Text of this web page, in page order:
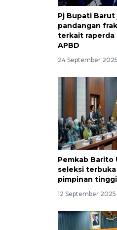
Pj Bupati Barut
pandangan
terkait raperda
APBD
24 September
Pemkab Barito
seleksi
pimpinan
12 September 2025